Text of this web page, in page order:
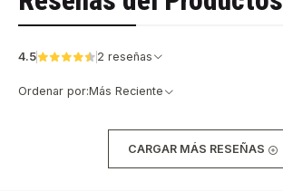
4.5 2 reseñas
Ordenar por:Más Reciente
CARGAR MÁS RESEÑAS